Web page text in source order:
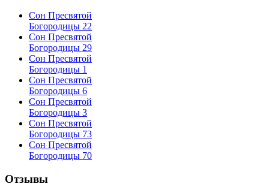
Сон Пресвятой
Богородицы 22
Сон Пресвятой
Богородицы 29
Сон Пресвятой
Богородицы 1
Сон Пресвятой
Богородицы 6
Сон Пресвятой
Богородицы 3
Сон Пресвятой
Богородицы 73
Сон Пресвятой
Богородицы 70
Отзывы